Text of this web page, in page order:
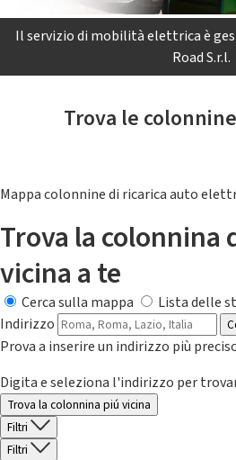
Il servizio di mobilità elettrica è
Road S.r.l.
Trova le
Mappa colonnine di ricarica auto
Trova la colonnina
vicina a te
Cerca sulla mappa
Lista delle
Indirizzo
Prova a inserire un indirizzo più
Digita e seleziona l'indirizzo per
Trova la colonnina piú vicina
Filtri
Filtri